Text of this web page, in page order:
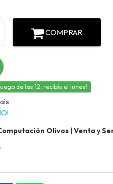
COMPRAR
de las 12, recibís el lunes!
Olivos | Venta y
.